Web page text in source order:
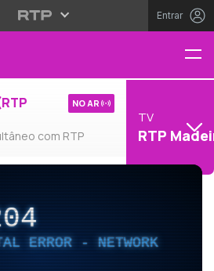
Entrar
com RTP
NO AR
TV
RTP
ERROR - NETWORK